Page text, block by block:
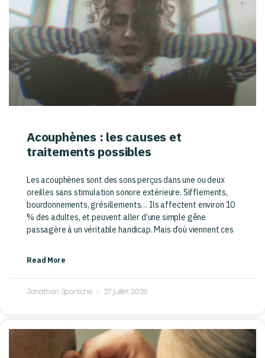
Acouphènes : les causes et
traitements possibles
Les acouphènes sont des sons perçus dans une ou deux
oreilles sans stimulation sonore extérieure. Sifflements,
bourdonnements, grésillements… Ils affectent environ 10
% des adultes, et peuvent aller d’une simple gêne
passagère à un véritable handicap. Mais d’où viennent ces
Read More
Jonathan Sportiche 27 juillet 2026